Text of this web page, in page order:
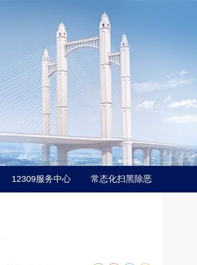
12309服务中心 常态化扫黑除恶